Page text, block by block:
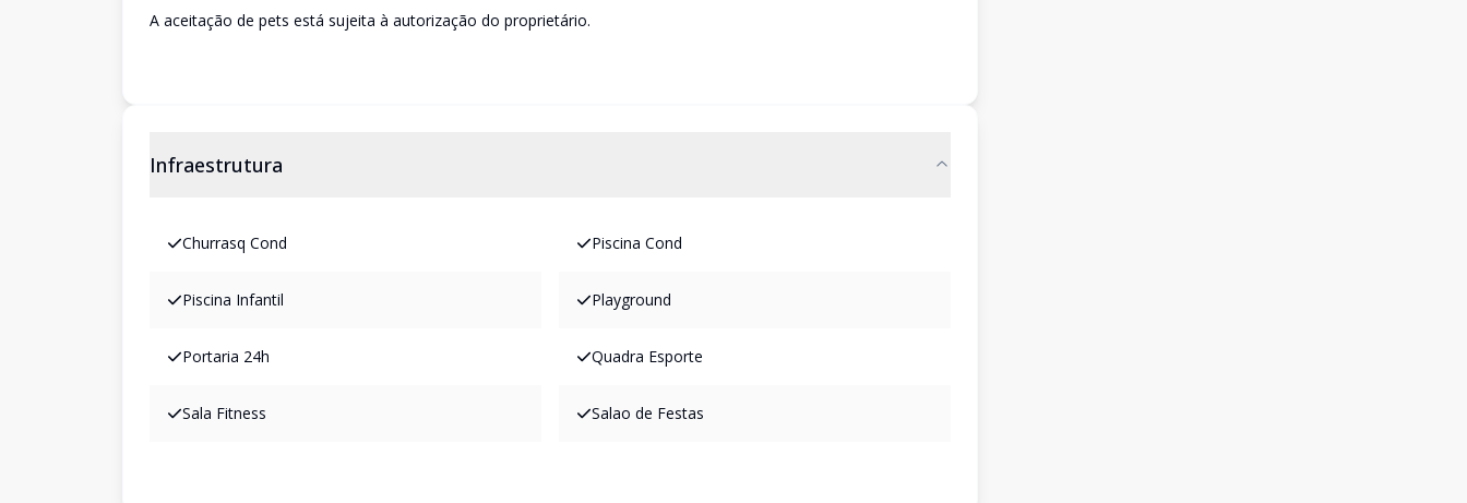
A aceitação de pets está sujeita à autorização do proprietário.
Infraestrutura
Churrasq Cond Piscina Cond
Piscina Infantil Playground
Portaria 24h Quadra Esporte
Sala Fitness Salao de Festas